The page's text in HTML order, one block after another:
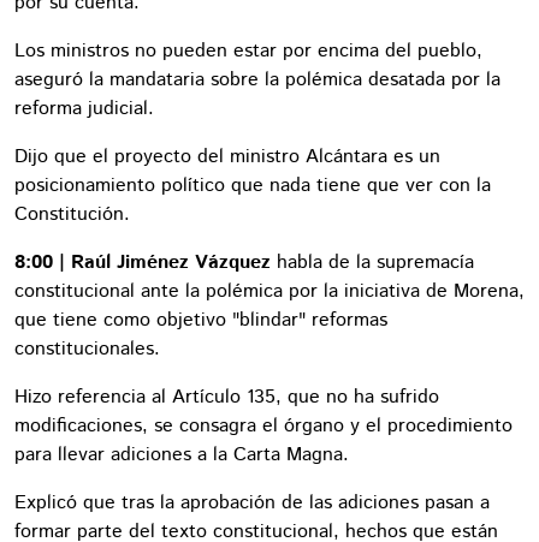
Los ministros no pueden estar por encima del pueblo,
aseguró la mandataria sobre la polémica desatada por la
reforma judicial.
Dijo que el proyecto del ministro Alcántara es un
posicionamiento político que nada tiene que ver con la
Constitución.
8:00 | Raúl Jiménez Vázquez habla de la supremacía
constitucional ante la polémica por la iniciativa de Morena,
que tiene como objetivo "blindar" reformas
constitucionales.
Hizo referencia al Artículo 135, que no ha sufrido
modificaciones, se consagra el órgano y el procedimiento
para llevar adiciones a la Carta Magna.
Explicó que tras la aprobación de las adiciones pasan a
formar parte del texto constitucional, hechos que están